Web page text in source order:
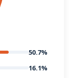
50.7%
16.1%